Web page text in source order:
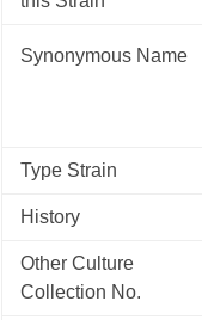
Synonymous Name
Type Strain
History
Other Culture
Collection No.